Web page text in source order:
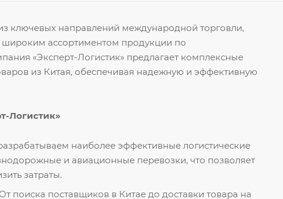
ключевых направлений международной торговли,
ассортиментом продукции по
«Эксперт-Логистик» предлагает комплексные
из Китая, обеспечивая надежную и эффективную
Логистик»
наиболее эффективные логистические
и авиационные перевозки, что позволяет
затраты.
поиска поставщиков в Китае до доставки товара на